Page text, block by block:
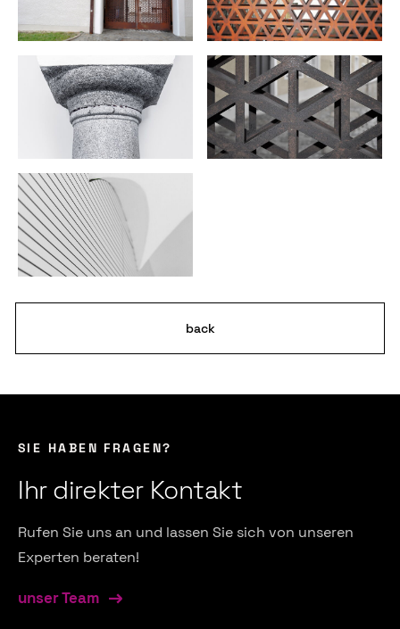
back
SIE HABEN FRAGEN?
Ihr direkter Kontakt
Rufen Sie uns an und lassen Sie sich von unseren
Experten beraten!
unser Team